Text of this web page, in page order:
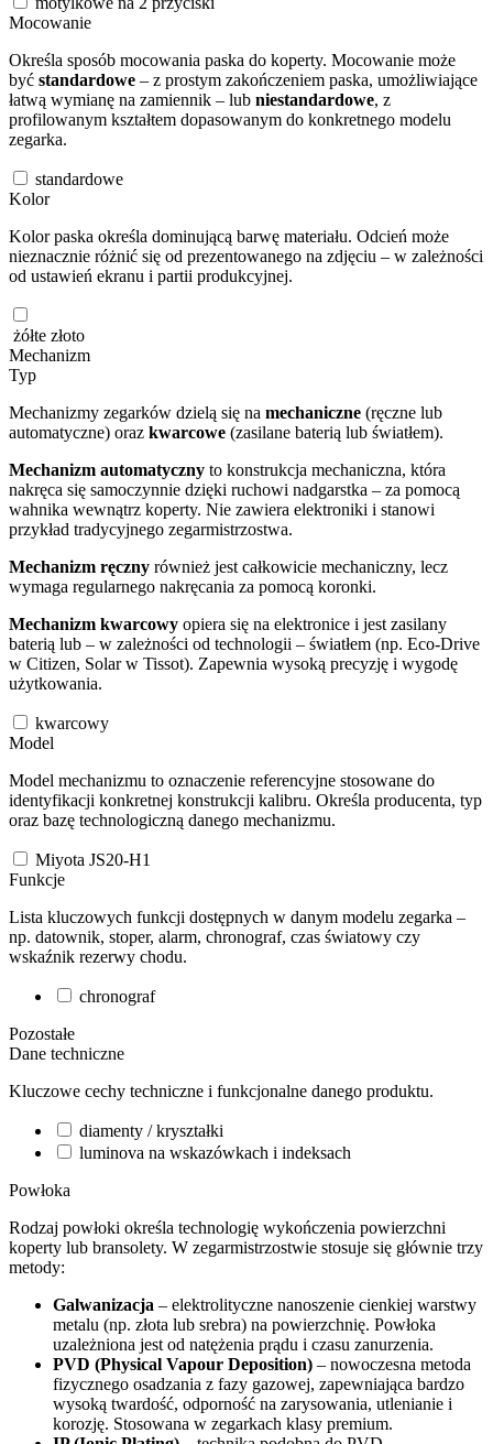
Mocowanie
Określa sposób mocowania paska do koperty. Mocowanie może
być standardowe – z prostym zakończeniem paska, umożliwiające
łatwą wymianę na zamiennik – lub niestandardowe, z
profilowanym kształtem dopasowanym do konkretnego modelu
zegarka.
standardowe
Kolor
Kolor paska określa dominującą barwę materiału. Odcień może
nieznacznie różnić się od prezentowanego na zdjęciu – w zależności
od ustawień ekranu i partii produkcyjnej.
żółte złoto
Mechanizm
Typ
Mechanizmy zegarków dzielą się na mechaniczne (ręczne lub
automatyczne) oraz kwarcowe (zasilane baterią lub światłem).
Mechanizm automatyczny to konstrukcja mechaniczna, która
nakręca się samoczynnie dzięki ruchowi nadgarstka – za pomocą
wahnika wewnątrz koperty. Nie zawiera elektroniki i stanowi
przykład tradycyjnego zegarmistrzostwa.
Mechanizm ręczny również jest całkowicie mechaniczny, lecz
wymaga regularnego nakręcania za pomocą koronki.
Mechanizm kwarcowy opiera się na elektronice i jest zasilany
baterią lub – w zależności od technologii – światłem (np. Eco-Drive
w Citizen, Solar w Tissot). Zapewnia wysoką precyzję i wygodę
użytkowania.
kwarcowy
Model
Model mechanizmu to oznaczenie referencyjne stosowane do
identyfikacji konkretnej konstrukcji kalibru. Określa producenta, typ
oraz bazę technologiczną danego mechanizmu.
Miyota JS20-H1
Funkcje
Lista kluczowych funkcji dostępnych w danym modelu zegarka –
np. datownik, stoper, alarm, chronograf, czas światowy czy
wskaźnik rezerwy chodu.
chronograf
Pozostałe
Dane techniczne
Kluczowe cechy techniczne i funkcjonalne danego produktu.
diamenty / kryształki
luminova na wskazówkach i indeksach
Powłoka
Rodzaj powłoki określa technologię wykończenia powierzchni
koperty lub bransolety. W zegarmistrzostwie stosuje się głównie trzy
metody:
Galwanizacja – elektrolityczne nanoszenie cienkiej warstwy
metalu (np. złota lub srebra) na powierzchnię. Powłoka
uzależniona jest od natężenia prądu i czasu zanurzenia.
PVD (Physical Vapour Deposition) – nowoczesna metoda
fizycznego osadzania z fazy gazowej, zapewniająca bardzo
wysoką twardość, odporność na zarysowania, utlenianie i
korozję. Stosowana w zegarkach klasy premium.